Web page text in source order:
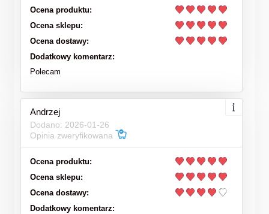
Ocena produktu:
Ocena sklepu:
Ocena dostawy:
Dodatkowy komentarz:
Polecam
Andrzej
Dodano: 2026-01-26
Opinia zweryfikowana
Ocena produktu:
Ocena sklepu:
Ocena dostawy:
Dodatkowy komentarz: